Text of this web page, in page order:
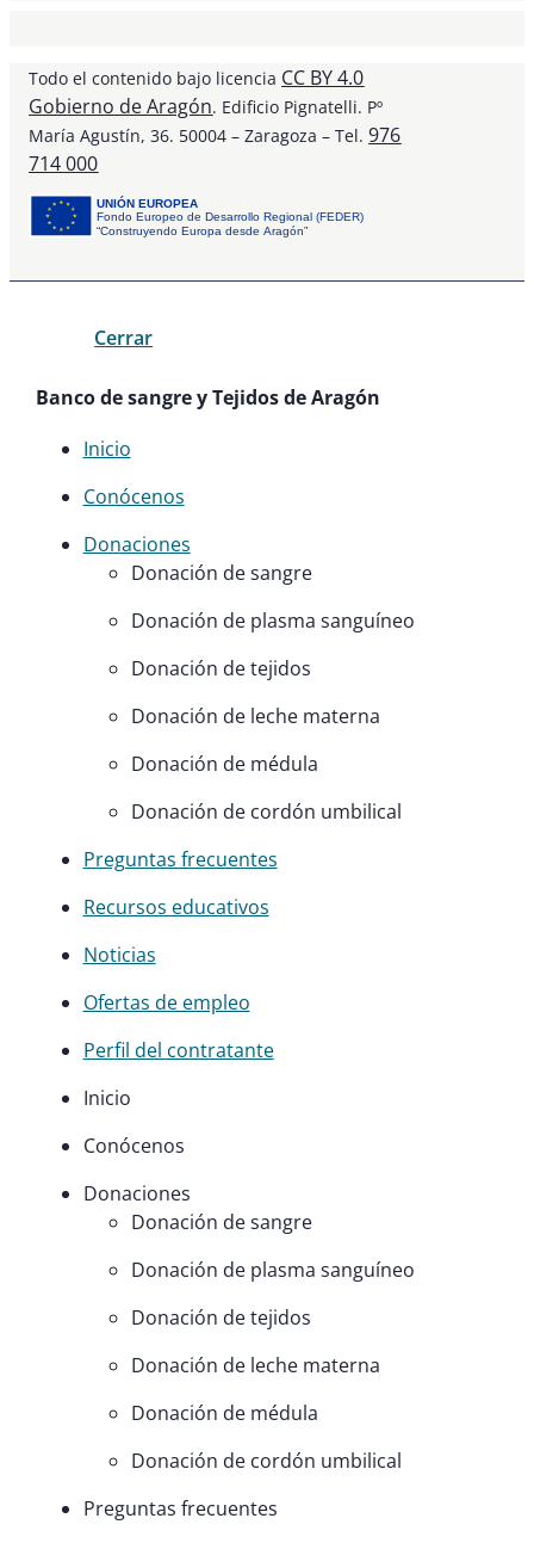
Todo el contenido bajo licencia CC BY 4.0
Gobierno de Aragón. Edificio Pignatelli. Pº
María Agustín, 36. 50004 – Zaragoza – Tel.976
714 000
UNIÓN EUROPEA
Fondo Europeo de Desarrollo Regional (FEDER)
“Construyendo Europa desde Aragón”
Cerrar
Banco de sangre y Tejidos de Aragón
Inicio
Conócenos
Donaciones
Donación de sangre
Donación de plasma sanguíneo
Donación de tejidos
Donación de leche materna
Donación de médula
Donación de cordón umbilical
Preguntas frecuentes
Recursos educativos
Noticias
Ofertas de empleo
Perfil del contratante
Inicio
Conócenos
Donaciones
Donación de sangre
Donación de plasma sanguíneo
Donación de tejidos
Donación de leche materna
Donación de médula
Donación de cordón umbilical
Preguntas frecuentes